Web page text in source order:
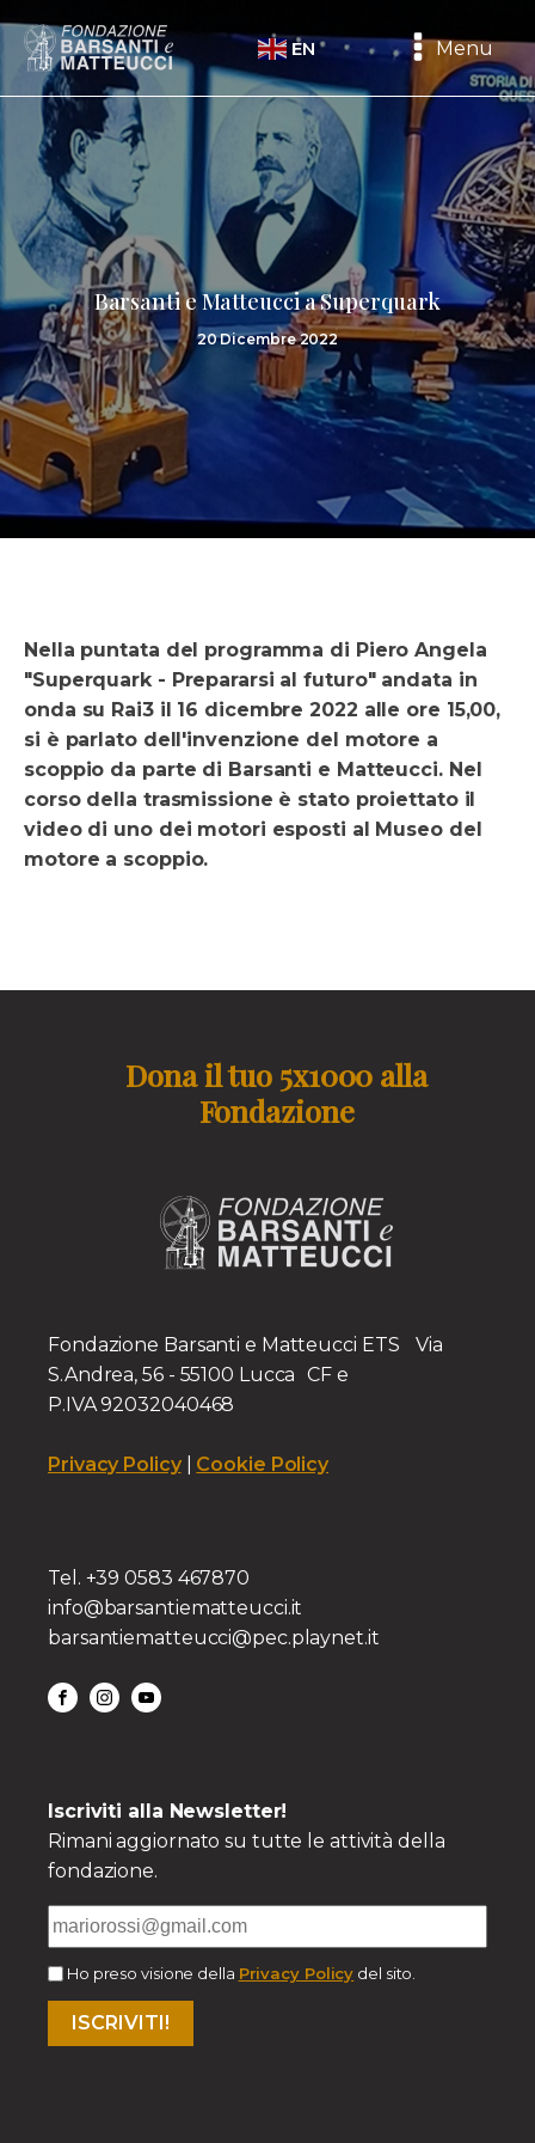
EN Menu
Barsanti e Matteucci a Superquark
20 Dicembre 2022
Nella puntata del programma di Piero Angela
"Superquark - Prepararsi al futuro" andata in
onda su Rai3 il 16 dicembre 2022 alle ore 15,00,
si è parlato dell'invenzione del motore a
scoppio da parte di Barsanti e Matteucci. Nel
corso della trasmissione è stato proiettato il
video di uno dei motori esposti al Museo del
motore a scoppio.
Dona il tuo 5x1000 alla
Fondazione
Fondazione Barsanti e Matteucci ETS Via
S.Andrea, 56 - 55100 Lucca CF e
P.IVA 92032040468
Privacy Policy| Cookie Policy
Tel. +39 0583 467870
info@barsantiematteucci.it
barsantiematteucci@pec.playnet.it
Iscriviti alla Newsletter!
Rimani aggiornato su tutte le attività della
fondazione.
Ho preso visione della Privacy Policy del sito.